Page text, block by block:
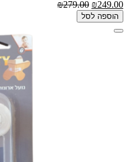
₪249.00
₪279.00
הוספה לסל